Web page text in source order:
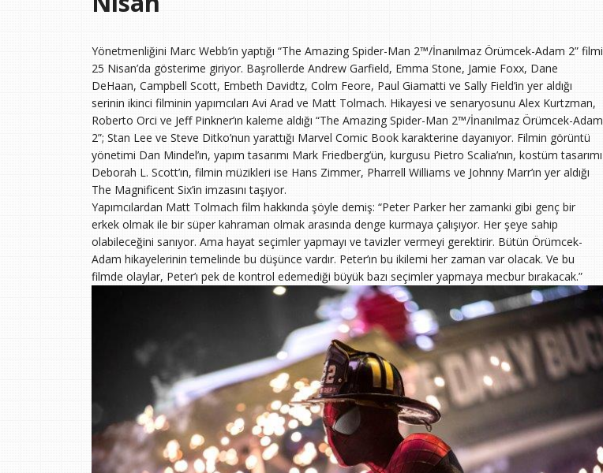
Yönetmenliğini Marc Webb’in yaptığı “The Amazing Spider-Man 2™/İnanılmaz Örümcek-Adam 2” filmi
25 Nisan’da gösterime giriyor. Başrollerde Andrew Garfield, Emma Stone, Jamie Foxx, Dane
DeHaan, Campbell Scott, Embeth Davidtz, Colm Feore, Paul Giamatti ve Sally Field’in yer aldığı
serinin ikinci filminin yapımcıları Avi Arad ve Matt Tolmach. Hikayesi ve senaryosunu Alex Kurtzman,
Roberto Orci ve Jeff Pinkner’ın kaleme aldığı “The Amazing Spider-Man 2™/İnanılmaz Örümcek-Adam
2”; Stan Lee ve Steve Ditko’nun yarattığı Marvel Comic Book karakterine dayanıyor. Filmin görüntü
yönetimi Dan Mindel’ın, yapım tasarımı Mark Friedberg’ün, kurgusu Pietro Scalia’nın, kostüm tasarımı
Deborah L. Scott’ın, filmin müzikleri ise Hans Zimmer, Pharrell Williams ve Johnny Marr’ın yer aldığı
The Magnificent Six’in imzasını taşıyor.
Yapımcılardan Matt Tolmach film hakkında şöyle demiş: “Peter Parker her zamanki gibi genç bir
erkek olmak ile bir süper kahraman olmak arasında denge kurmaya çalışıyor. Her şeye sahip
olabileceğini sanıyor. Ama hayat seçimler yapmayı ve tavizler vermeyi gerektirir. Bütün Örümcek-
Adam hikayelerinin temelinde bu düşünce vardır. Peter’ın bu ikilemi her zaman var olacak. Ve bu
filmde olaylar, Peter’ı pek de kontrol edemediği büyük bazı seçimler yapmaya mecbur bırakacak.”